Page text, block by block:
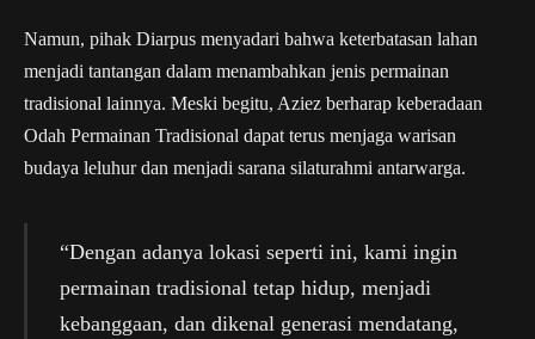
Namun, pihak Diarpus menyadari bahwa keterbatasan lahan
menjadi tantangan dalam menambahkan jenis permainan
tradisional lainnya. Meski begitu, Aziez berharap keberadaan
Odah Permainan Tradisional dapat terus menjaga warisan
budaya leluhur dan menjadi sarana silaturahmi antarwarga.
“Dengan adanya lokasi seperti ini, kami ingin
permainan tradisional tetap hidup, menjadi
kebanggaan, dan dikenal generasi mendatang,